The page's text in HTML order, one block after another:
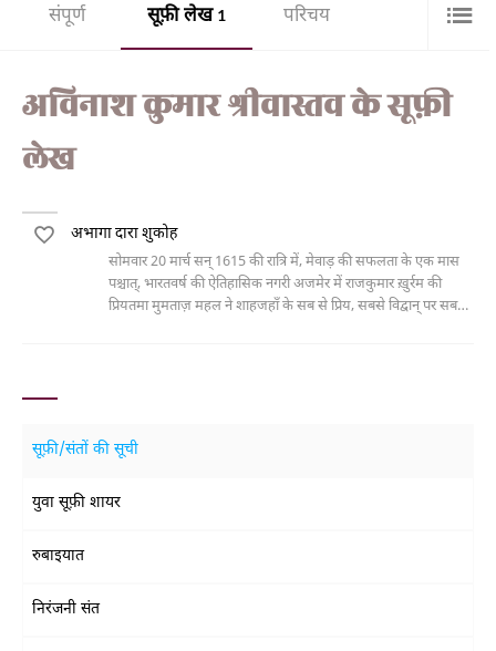
संपूर्ण सूफ़ी लेख 1 परिचय
अविनाश कुमार श्रीवास्तव के सूफ़ी
लेख
अभागा दारा शुकोह
सोमवार 20 मार्च सन् 1615 की रात्रि में, मेवाड़ की सफलता के एक मास
पश्चात्, भारतवर्ष की ऐतिहासिक नगरी अजमेर में राजकुमार ख़ुर्रम की
प्रियतमा मुमताज़ महल ने शाहजहाँ के सब से प्रिय, सबसे विद्वान् पर सबसे
सूफ़ी/संतों की सूची
युवा सूफ़ी शायर
रुबाइयात
निरंजनी संत